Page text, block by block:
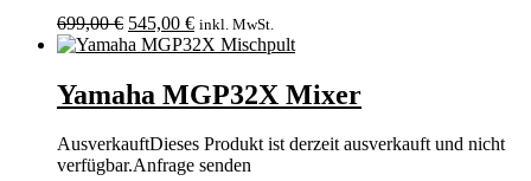
699,00€ 545,00 € inkl. MwSt.
Yamaha MGP32X Mixer
AusverkauftDieses Produkt ist derzeit ausverkauft und nicht
verfügbar.Anfrage senden